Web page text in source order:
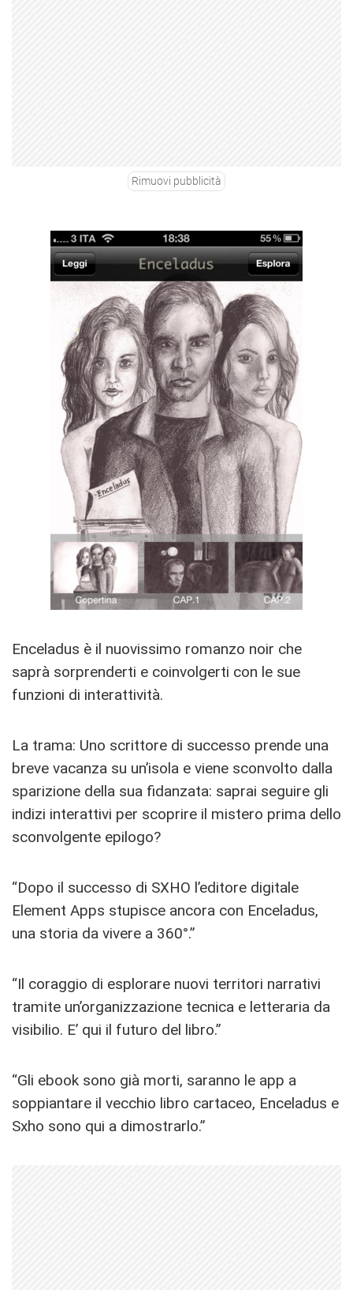
Rimuovi pubblicità
Enceladus è il nuovissimo romanzo noir che
saprà sorprenderti e coinvolgerti con le sue
funzioni di interattività.
La trama: Uno scrittore di successo prende una
breve vacanza su un’isola e viene sconvolto dalla
sparizione della sua fidanzata: saprai seguire gli
indizi interattivi per scoprire il mistero prima dello
sconvolgente epilogo?
“Dopo il successo di SXHO l’editore digitale
Element Apps stupisce ancora con Enceladus,
una storia da vivere a 360°.”
“Il coraggio di esplorare nuovi territori narrativi
tramite un’organizzazione tecnica e letteraria da
visibilio. E’ qui il futuro del libro.”
“Gli ebook sono già morti, saranno le app a
soppiantare il vecchio libro cartaceo, Enceladus e
Sxho sono qui a dimostrarlo.”